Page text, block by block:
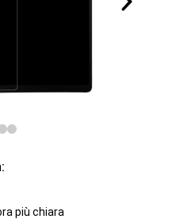
più chiara